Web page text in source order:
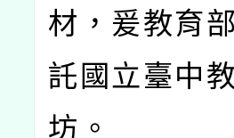
材，爰教育
託國立臺中
坊。